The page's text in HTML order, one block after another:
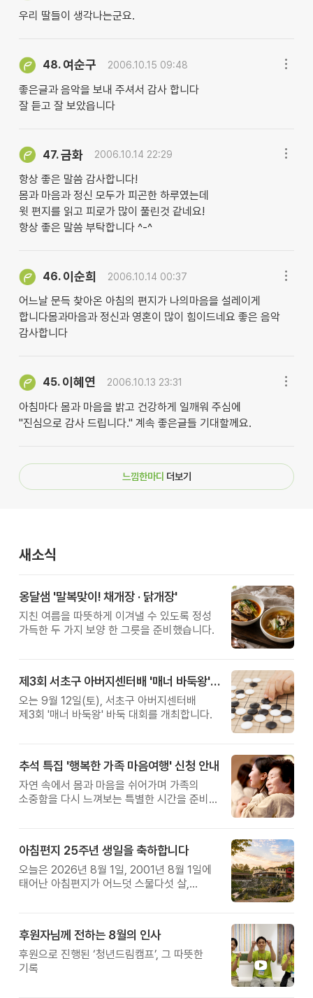
우리 딸들이 생각나는군요.
48. 여순구 2006.10.15 09:48
좋은글과 음악을 보내 주셔서 감사 합니다
잘 듣고 잘 보았읍니다
47.금화 2006.10.14 22:29
항상 좋은 말씀 감사합니다!
몸과 마음과 정신 모두가 피곤한 하루였는데
윗 편지를 읽고 피로가 많이 풀린것 같네요!
항상 좋은 말씀 부탁합니다 ^-^
46. 이순희 2006.10.14 00:37
어느날 문득 찾아온 아침의 편지가 나의마음을 설레이게
합니다몸과마음과 정신과 영혼이 많이 힘이드네요 좋은 음악
감사합니다
45. 이혜연 2006.10.13 23:31
아침마다 몸과 마음을 밝고 건강하게 일깨워 주심에
"진심으로 감사 드립니다." 계속 좋은글들 기대할께요.
느낌한마디 더보기
새소식
옹달샘 '말복맞이! 채개장 · 닭개장'
지친 여름을 따뜻하게 이겨낼 수 있도록 정성
가득한 두 가지 보양 한 그릇을 준비했습니다.
제3회 서초구 아버지센터배 '매너 바둑왕' 대회
오는 9월 12일(토), 서초구 아버지센터배
제3회 '매너 바둑왕' 바둑 대회를 개최합니다.
추석 특집 '행복한 가족 마음여행' 신청 안내
자연 속에서 몸과 마음을 쉬어가며 가족의
소중함을 다시 느껴보는 특별한 시간을 준비해
아침편지 25주년 생일을 축하합니다
오늘은 2026년 8월 1일, 2001년 8월 1일에
태어난 아침편지가 어느덧 스물다섯 살,
후원자님께 전하는 8월의 인사
후원으로 진행된 ‘청년드림캠프’, 그 따뜻한
기록